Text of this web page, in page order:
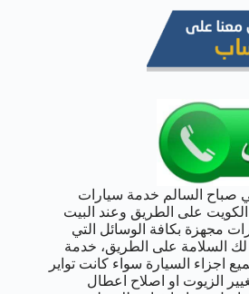
صباح السالم خدمة سيارات
على الطريق وعند البيت
مجهزة بكافة الوسائل التي
السلامة على الطريق، خدمة
اجزاء السيارة سواء كانت تواير
الزيوت او اصلاح اعطال